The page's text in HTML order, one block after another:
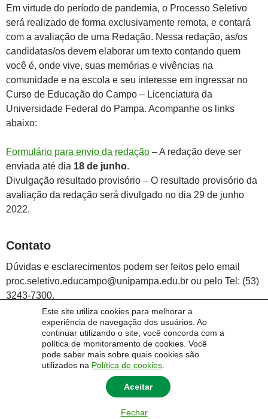
Este site utiliza cookies para melhorar a
experiência de navegação dos usuários. Ao
continuar utilizando o site, você concorda com a
política de monitoramento de cookies. Você
pode saber mais sobre quais cookies são
utilizados na Política de cookies
Aceitar
Fechar
Em virtude do período de pandemia, o Processo Seletivo
será realizado de forma exclusivamente remota, e contará
com a avaliação de uma Redação. Nessa redação, as/os
candidatas/os devem elaborar um texto contando quem
você é, onde vive, suas memórias e vivências na
comunidade e na escola e seu interesse em ingressar no
Curso de Educação do Campo – Licenciatura da
Universidade Federal do Pampa. Acompanhe os links
abaixo:
Formulário para envio da redação – A redação deve ser
enviada até dia 18 de junho.
Divulgação resultado provisório – O resultado provisório da
avaliação da redação será divulgado no dia 29 de junho
2022.
Contato
Dúvidas e esclarecimentos podem ser feitos pelo email
proc.seletivo.educampo@unipampa.edu.br ou pelo Tel: (53)
3243-7300.
© 2014 Universidade Federal do Pampa - UNIPAMPA